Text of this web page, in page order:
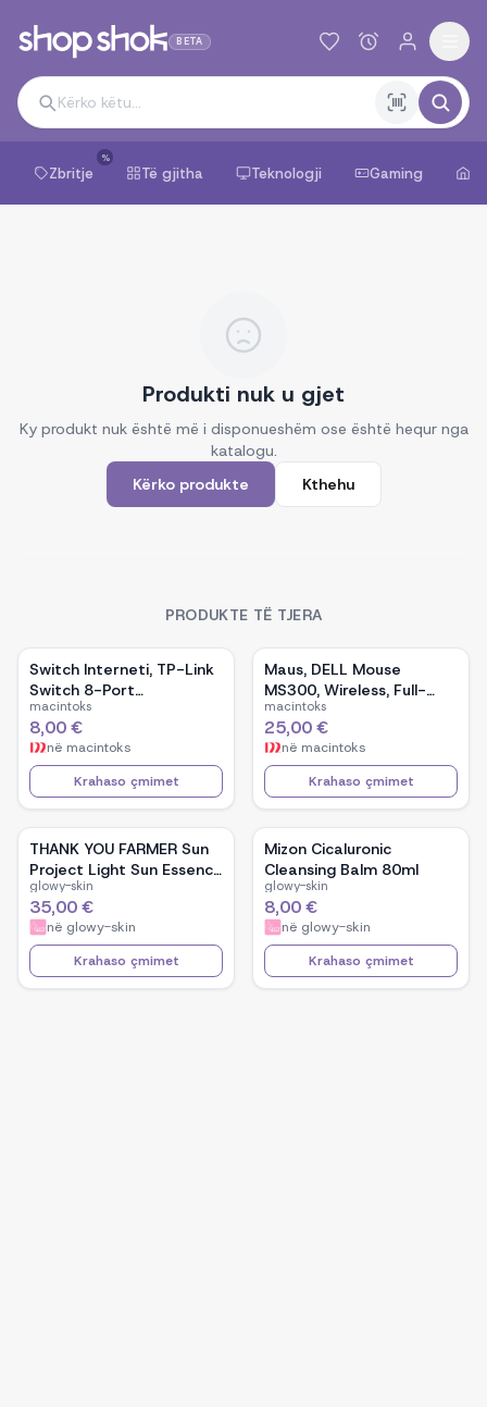
BETA
Zbritje
%
Të gjitha Teknologji Gaming
Produkti nuk u gjet
Ky produkt nuk është më i disponueshëm ose është hequr nga
katalogu.
Kërko produkte
Kthehu
PRODUKTE TË TJERA
Switch Interneti, TP-Link
Switch 8-Port
10/100Mbps
macintoks
8,00 €
në macintoks
Krahaso çmimet
Maus, DELL Mouse
MS300, Wireless, Full-
Size, Black
macintoks
25,00 €
në macintoks
Krahaso çmimet
THANK YOU FARMER Sun
Project Light Sun Essence
120ml
glowy-skin
35,00 €
në glowy-skin
Krahaso çmimet
Mizon Cicaluronic
Cleansing Balm 80ml
glowy-skin
8,00 €
në glowy-skin
Krahaso çmimet